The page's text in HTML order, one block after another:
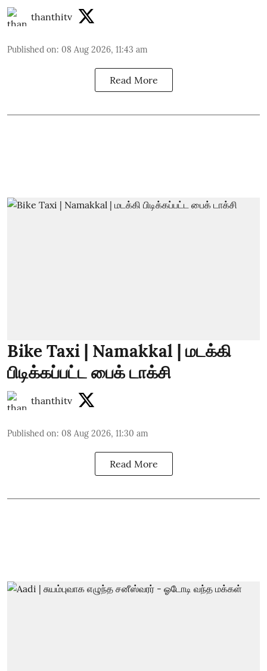
thanthitv
Published on: 08 Aug 2026, 11:43 am
Read More
Bike Taxi | Namakkal | மடக்கி
பிடிக்கப்பட்ட பைக் டாக்சி
thanthitv
Published on: 08 Aug 2026, 11:30 am
Read More